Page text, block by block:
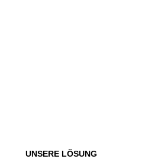
UNSERE LÖSUNG